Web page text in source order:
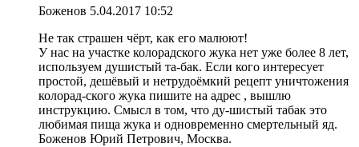
Боженов 5.04.2017 10:52
Не так страшен чёрт, как его малюют!
У нас на участке колорадского жука нет уже более 8 лет,
используем душистый та-бак. Если кого интересует
простой, дешёвый и нетрудоёмкий рецепт уничтожения
колорад-ского жука пишите на адрес , вышлю
инструкцию. Смысл в том, что ду-шистый табак это
любимая пища жука и одновременно смертельный яд.
Боженов Юрий Петрович, Москва.